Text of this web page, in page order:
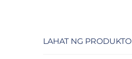
LAHAT NG PRODUKTO